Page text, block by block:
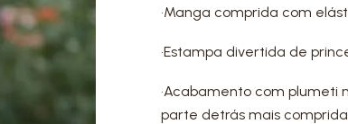
•Manga comprida com
•Estampa divertida de
•Acabamento com plumeti
parte detrás mais